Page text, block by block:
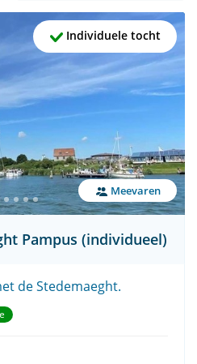
Individuele tocht
Meevaren
Pampus (individueel)
de Stedemaeght.